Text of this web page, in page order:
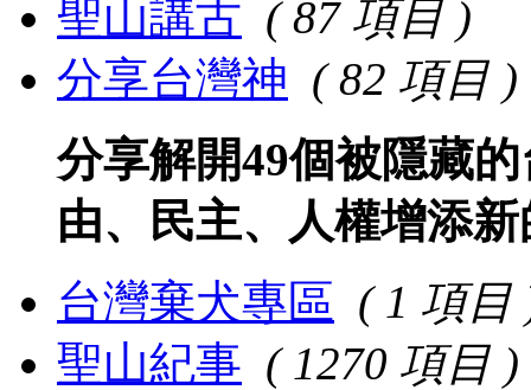
聖山講古 ( 87 項目 )
分享台灣神 ( 82 項目 )
分享解開49個被隱藏
由、民主、人權增添
台灣棄犬專區 ( 1 項目
聖山紀事 ( 1270 項目 )